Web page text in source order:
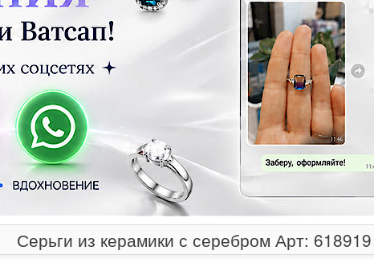
Серьги из керамики с серебром Арт: 618919